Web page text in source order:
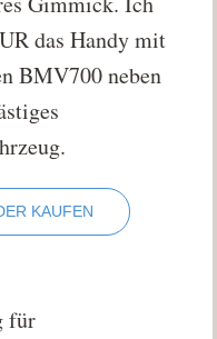
das Handy mit
BMV700 neben
KAUFEN
für